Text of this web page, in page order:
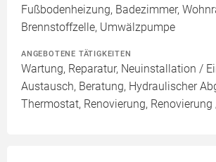
Fußbodenheizung, Badezimmer,
Brennstoffzelle, Umwälzpumpe
ANGEBOTENE TÄTIGKEITEN
Wartung, Reparatur, Neuinstallation /
Austausch, Beratung, Hydraulischer
Thermostat, Renovierung,